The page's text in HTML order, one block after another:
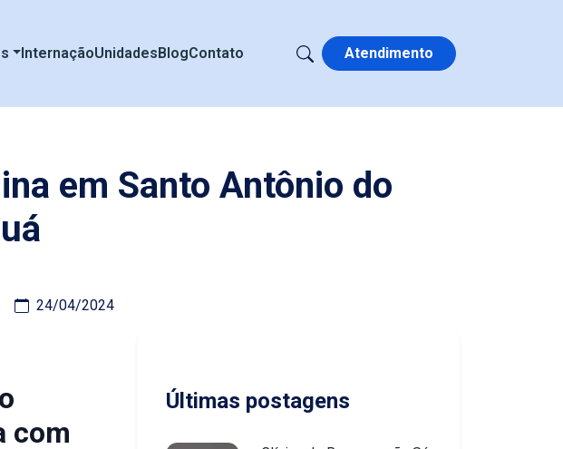
InternaçãoUnidadesBlogContato Atendimento
em Santo Antônio do
24/04/2024
com
Últimas postagens